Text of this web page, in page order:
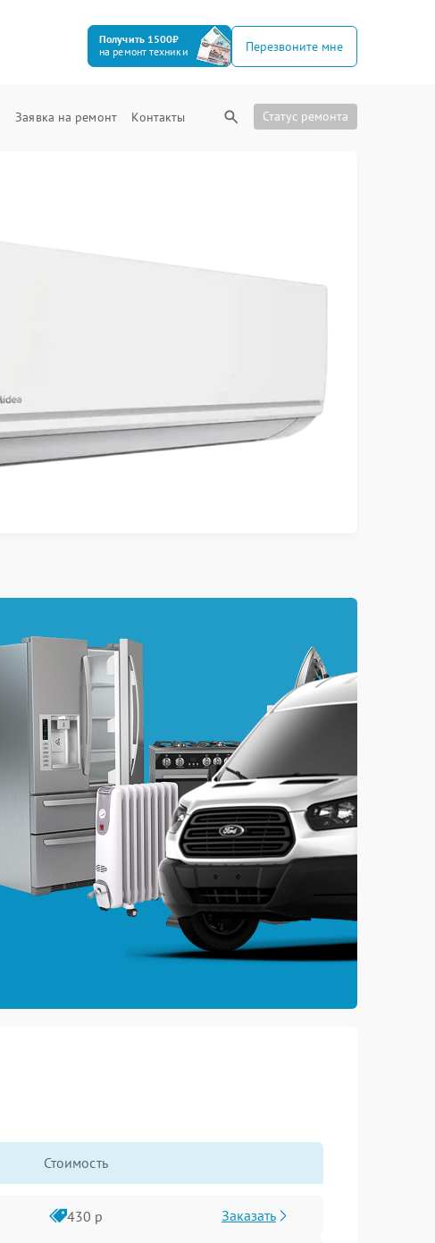
Получить 1500₽
на ремонт техники
Перезвоните мне
Заявка на ремонт Контакты Статус ремонта
Стоимость
430 р Заказать